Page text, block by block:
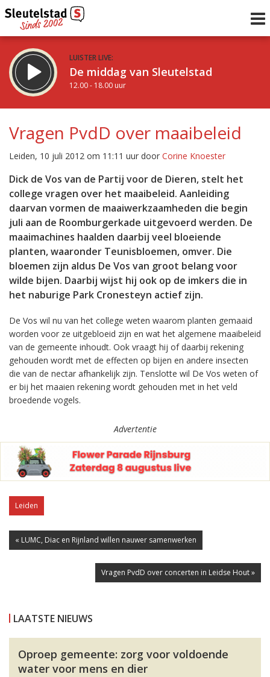
LUISTER LIVE:
De middag van Sleutelstad
12.00 - 18.00 uur
De avond van Sleutelstad
18.00 - 19.00 uur
Vorig uur
Volgend uur
Inklappen
Vragen PvdD over maaibeleid
Leiden, 10 juli 2012 om 11:11 uur door Corine Knoester
Dick de Vos van de Partij voor de Dieren, stelt het
college vragen over het maaibeleid. Aanleiding
daarvan vormen de maaiwerkzaamheden die begin
juli aan de Roomburgerkade uitgevoerd werden. De
maaimachines haalden daarbij veel bloeiende
planten, waaronder Teunisbloemen, omver. Die
bloemen zijn aldus De Vos van groot belang voor
wilde bijen. Daarbij wijst hij ook op de imkers die in
het naburige Park Cronesteyn actief zijn.
De Vos wil nu van het college weten waarom planten gemaaid
worden voor ze uitgebloeid zijn en wat het algemene maaibeleid
van de gemeente inhoudt. Ook vraagt hij of daarbij rekening
gehouden wordt met de effecten op bijen en andere insecten
die van de nectar afhankelijk zijn. Tenslotte wil De Vos weten of
er bij het maaien rekening wordt gehouden met in het veld
broedende vogels.
Advertentie
Leiden
« LUMC, Diac en Rijnland willen nauwer samenwerken
Vragen PvdD over concerten in Leidse Hout »
LAATSTE NIEUWS
Oproep gemeente: zorg voor voldoende
water voor mens en dier